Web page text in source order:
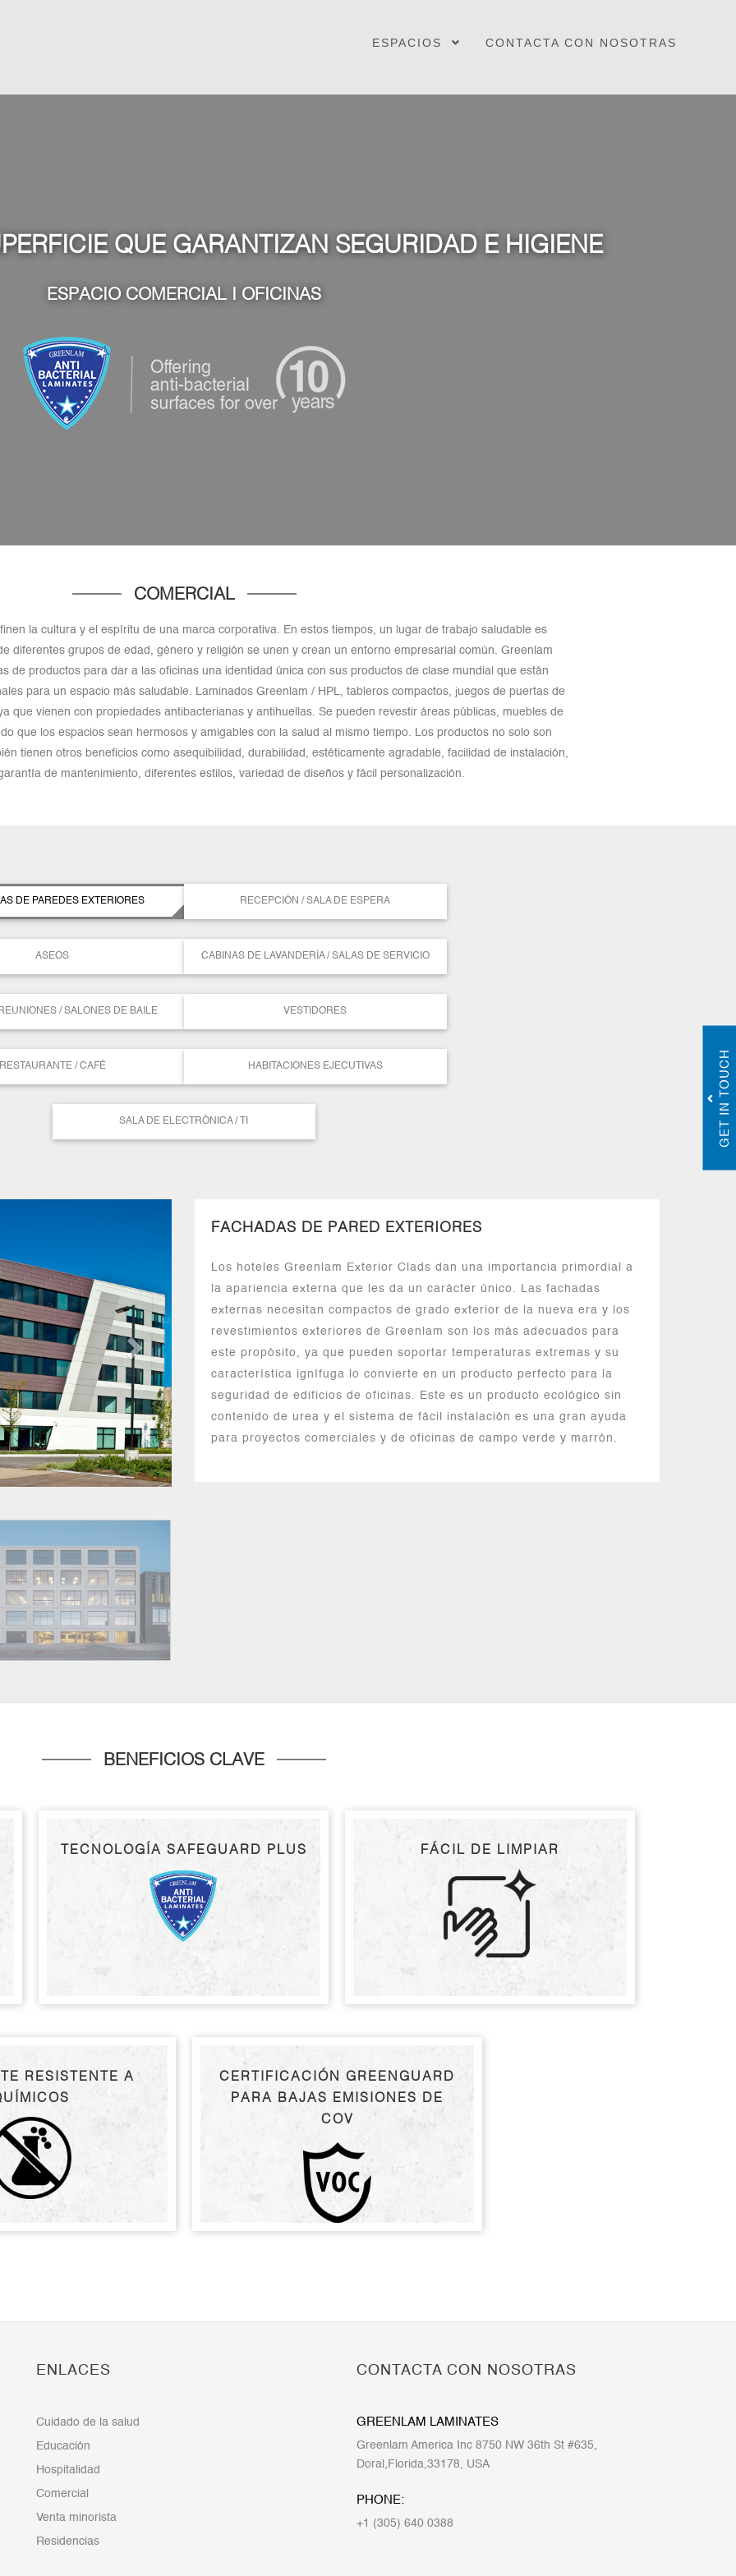
ESPACIOS CONTACTA CON NOSOTRAS
QUE GARANTIZAN SEGURIDAD E HIGIENE
ESPACIO COMERCIAL I OFICINAS
COMERCIAL
la cultura y el espíritu de una marca corporativa. En estos tiempos, un lugar de trabajo saludable es
diferentes grupos de edad, género y religión se unen y crean un entorno empresarial común. Greenlam
de productos para dar a las oficinas una identidad única con sus productos de clase mundial que están
para un espacio más saludable. Laminados Greenlam / HPL, tableros compactos, juegos de puertas de
que vienen con propiedades antibacterianas y antihuellas. Se pueden revestir áreas públicas, muebles de
que los espacios sean hermosos y amigables con la salud al mismo tiempo. Los productos no solo son
tienen otros beneficios como asequibilidad, durabilidad, estéticamente agradable, facilidad de instalación,
de mantenimiento, diferentes estilos, variedad de diseños y fácil personalización.
DE PAREDES EXTERIORES RECEPCIÓN / SALA DE ESPERA
ASEOS CABINAS DE LAVANDERÍA / SALAS DE SERVICIO
/ SALONES DE BAILE VESTIDORES
RESTAURANTE / CAFÉ HABITACIONES EJECUTIVAS
SALA DE ELECTRÓNICA / TI
x
i
m
a
FACHADAS DE PARED EXTERIORES
Los hoteles Greenlam Exterior Clads dan una importancia primordial a
la apariencia externa que les da un carácter único. Las fachadas
externas necesitan compactos de grado exterior de la nueva era y los
revestimientos exteriores de Greenlam son los más adecuados para
este propósito, ya que pueden soportar temperaturas extremas y su
característica ignífuga lo convierte en un producto perfecto para la
seguridad de edificios de oficinas. Este es un producto ecológico sin
contenido de urea y el sistema de fácil instalación es una gran ayuda
para proyectos comerciales y de oficinas de campo verde y marrón.
BENEFICIOS CLAVE
TECNOLOGÍA SAFEGUARD PLUS FÁCIL DE LIMPIAR
RESISTENTE A
CERTIFICACIÓN GREENGUARD
PARA BAJAS EMISIONES DE
COV
GET IN TOUCH
ENLACES
Cuidado de la salud
Educación
Hospitalidad
Comercial
Venta minorista
Residencias
CONTACTA CON NOSOTRAS
GREENLAM LAMINATES
Greenlam America Inc 8750 NW 36th St #635,
Doral,Florida,33178, USA
PHONE:
+1 (305) 640 0388